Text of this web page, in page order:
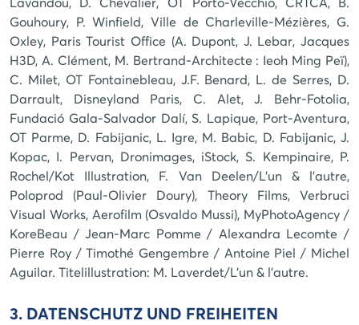
Gouhoury, P. Winfield, Ville de Charleville-Mézières, G.
Oxley, Paris Tourist Office (A. Dupont, J. Lebar, Jacques
H3D, A. Clément, M. Bertrand-Architecte : Ieoh Ming Peï),
C. Milet, OT Fontainebleau, J.F. Benard, L. de Serres, D.
Darrault, Disneyland Paris, C. Alet, J. Behr-Fotolia,
Fundació Gala-Salvador Dalí, S. Lapique, Port-Aventura,
OT Parme, D. Fabijanic, L. Igre, M. Babic, D. Fabijanic, J.
Kopac, I. Pervan, Dronimages, iStock, S. Kempinaire, P.
Rochel/Kot Illustration, F. Van Deelen/L'un & l'autre,
Poloprod (Paul-Olivier Doury), Theory Films, Verbruci
Visual Works, Aerofilm (Osvaldo Mussi), MyPhotoAgency /
KoreBeau / Jean-Marc Pomme / Alexandra Lecomte /
Pierre Roy / Timothé Gengembre / Antoine Piel / Michel
Aguilar. Titelillustration: M. Laverdet/L'un & l'autre.
3. DATENSCHUTZ UND FREIHEITEN